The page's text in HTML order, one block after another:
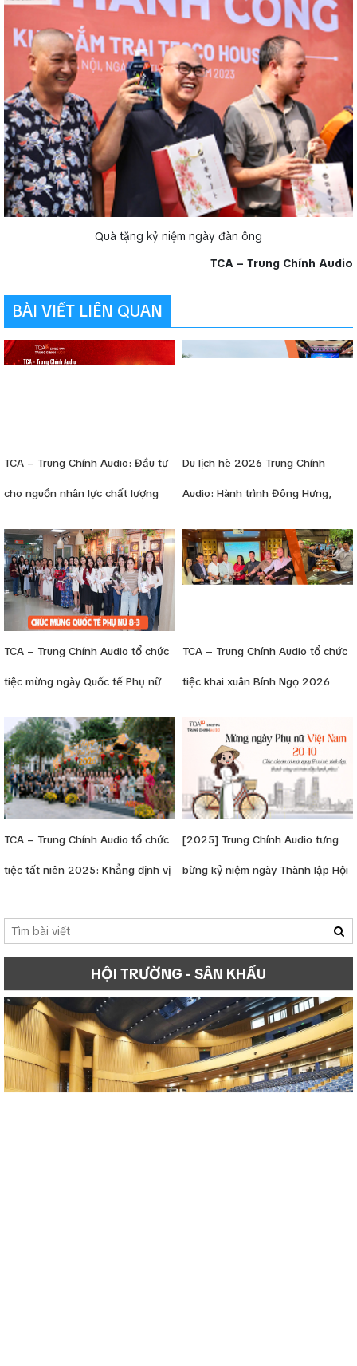
Quà tặng kỷ niệm ngày đàn ông
TCA – Trung Chính Audio
BÀI VIẾT LIÊN QUAN
TCA – Trung Chính Audio: Đầu tư
cho nguồn nhân lực chất lượng
dự án
Du lịch hè 2026 Trung Chính
Audio: Hành trình Đông Hưng,
TCA – Trung Chính Audio tổ chức
tiệc mừng ngày Quốc tế Phụ nữ
TCA – Trung Chính Audio tổ chức
tiệc khai xuân Bính Ngọ 2026
TCA – Trung Chính Audio tổ chức
tiệc tất niên 2025: Khẳng định vị
[2025] Trung Chính Audio tưng
bừng kỷ niệm ngày Thành lập Hội
HỘI TRƯỜNG - SÂN KHẤU